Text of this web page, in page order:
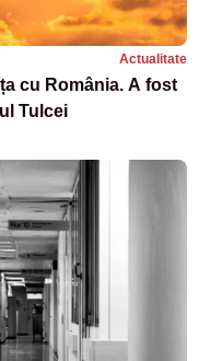
Actualitate
cu România. A fost
Tulcei